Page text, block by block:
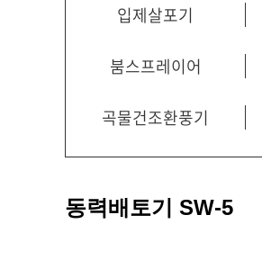
입제살포기
붐스프레이어
곡물건조환풍기
동력배토기 SW-5